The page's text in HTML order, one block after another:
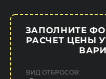
ЗАПОЛНИТЕ
РАСЧЕТ ЦЕНЫ
ВИД ОТБРОСОВ: